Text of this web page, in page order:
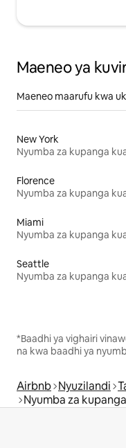
Maeneo ya
Maeneo maarufu kwa
New York
Florence
Miami
Seattle
*Baadhi ya vighairi
na kwa baadhi ya
Airbnb Nyuzilandi
Nyumba za